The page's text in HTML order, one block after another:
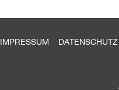
IMPRESSUM DATENSCHUTZ